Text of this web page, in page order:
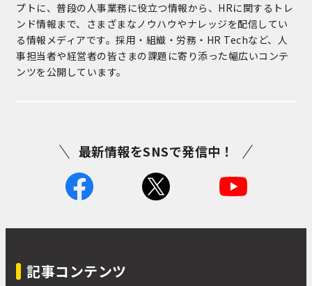
プトに、普段の人事業務に役立つ情報から、HRに関するトレ
ンド情報まで、さまざまなノウハウやナレッジを配信してい
る情報メディアです。採用・組織・労務・HR Techなど、人
事担当者や経営者の皆さまの課題に寄り添った幅広いコンテ
ンツを公開しています。
最新情報をSNSで発信中！
記事コンテンツ